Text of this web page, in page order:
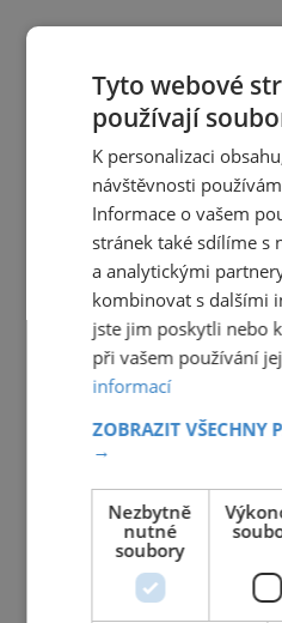
Tyto webové
používají
K personalizaci
návštěvnosti
Informace o vašem
stránek také sdílíme s
a analytickými
kombinovat s dalšími
jste jim poskytli nebo
při vašem používání
informací
ZOBRAZIT VŠECHNY
→
Nezbytně
nutné
soubory